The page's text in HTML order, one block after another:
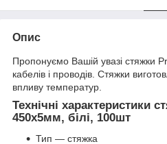
Опис
Пропонуємо Вашій увазі стяжки
кабелів і проводів. Стяжки
впливу температур.
Технічні характеристики
450х5мм, білі, 100шт
Тип — стяжка